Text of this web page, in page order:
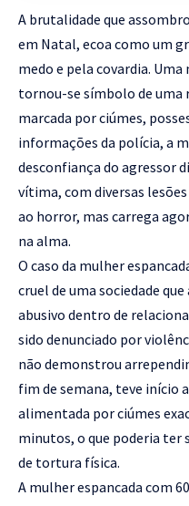
A brutalidade que
em Natal, ecoa como um
medo e pela covardia.
tornou-se símbolo de uma
marcada por ciúmes,
informações da polícia, a
desconfiança do agressor
vítima, com diversas
ao horror, mas carrega
na alma.
O caso da mulher
cruel de uma sociedade
abusivo dentro de
sido denunciado por
não demonstrou
fim de semana, teve início
alimentada por ciúmes
minutos, o que poderia ter
de tortura física.
A mulher espancada com